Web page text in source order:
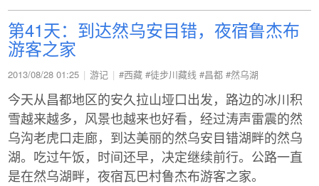
第41天：到达然乌安目错，夜宿鲁杰布
游客之家
2013/08/28 01:25 游记 #西藏 #徒步川藏线 #昌都 #然乌湖
今天从昌都地区的安久拉山垭口出发，路边的冰川积
雪越来越多，风景也越来也好看，经过涛声雷震的然
乌沟老虎口走廊，到达美丽的然乌安目错湖畔的然乌
湖。吃过午饭，时间还早，决定继续前行。公路一直
是在然乌湖畔，夜宿瓦巴村鲁杰布游客之家。